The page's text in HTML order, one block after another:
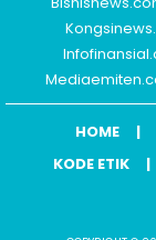
HOME
KODE ETIK